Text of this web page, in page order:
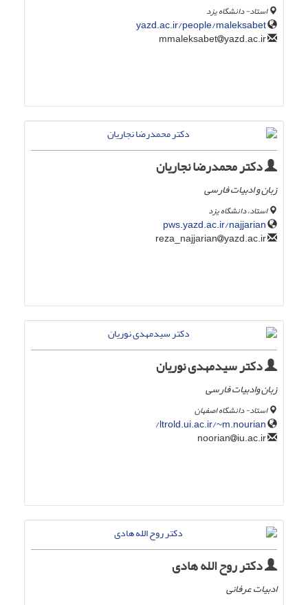
استاد- دانشگاه یزد
yazd.ac.ir/people/maleksabet
yazd.ac.ir
دکتر محمدرضا نجاریان
زبان و ادبیات فارسی
استاد، دانشگاه یزد
pws.yazd.ac.ir/najjarian
yazd.ac.ir
دکتر سیدمهدی نوریان
زبان وادبیات فارسی
استاد- دانشگاه اصفهان
ltrold.ui.ac.ir/~m.nourian/
iu.ac.ir
دکتر روح الله هادی
ادبیات عرفانی